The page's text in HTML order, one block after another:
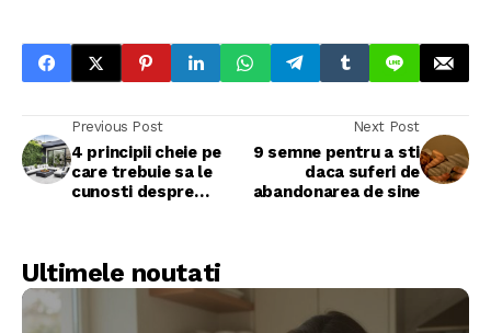
Previous Post
4 principii cheie pe
care trebuie sa le
cunosti despre
Next Post
9 semne pentru a sti
daca suferi de
abandonarea de sine
Ultimele noutati